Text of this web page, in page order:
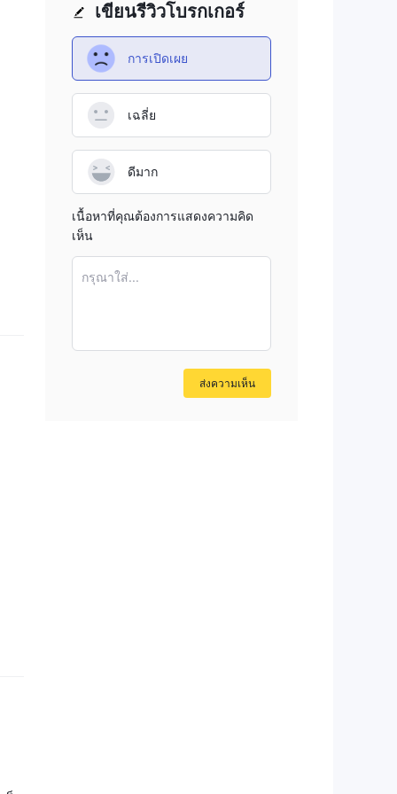
เขียนรีวิวโบรกเกอร์
การเปิดเผย
เฉลี่ย
ดีมาก
เนื้อหาที่คุณต้องการแสดงความคิด
เห็น
กรุณาใส่...
ส่งความเห็น